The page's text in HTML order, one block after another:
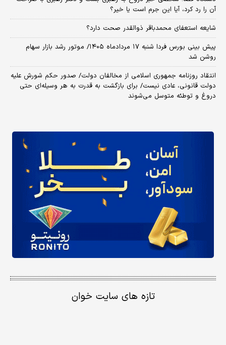
آن را رد کرد، آیا این جرم است یا خیر؟
شایعه استعفای محمدباقر ذوالقدر صحت دارد؟
پیش بینی بورس فردا شنبه ۱۷ مردادماه ۱۴۰۵/ موتور رشد بازار سهام
روشن شد
انتقاد روزنامه جمهوری اسلامی از مخالفان دولت/ صدور حکم شورش علیه
دولت قانونی، عادی نیست/ برای بازگشت به قدرت به هر وسیله‌ای حتی
دروغ و توطئه متوسل می‌شوند
تازه های سایت خوان